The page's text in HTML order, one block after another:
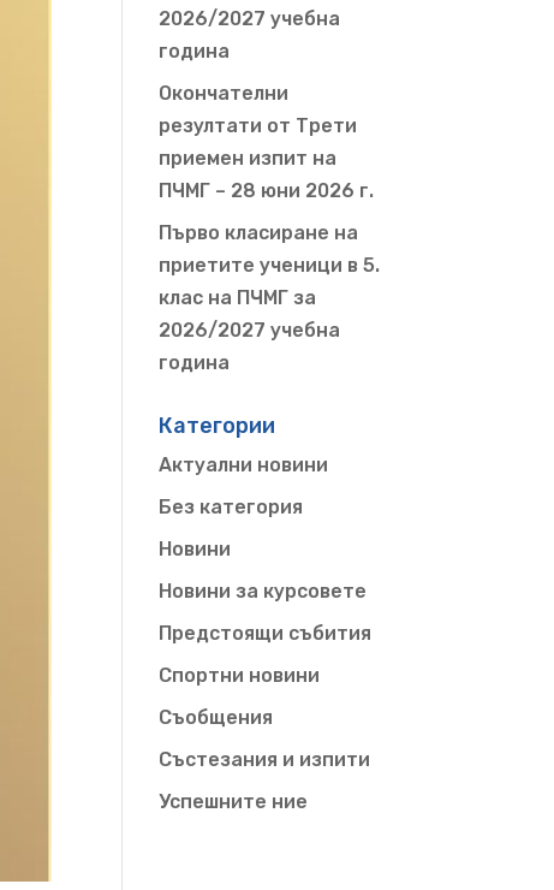
2026/2027 учебна
година
Окончателни
резултати от Трети
приемен изпит на
ПЧМГ – 28 юни 2026 г.
Първо класиране на
приетите ученици в 5.
клас на ПЧМГ за
2026/2027 учебна
година
Категории
Актуални новини
Без категория
Новини
Новини за курсовете
Предстоящи събития
Спортни новини
Съобщения
Състезания и изпити
Успешните ние